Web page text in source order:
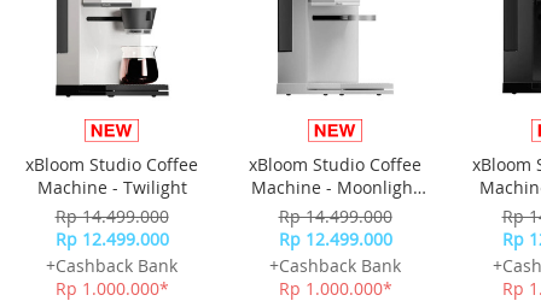
Panel bit : 8 bits
HDR : VESA DisplayHDR 400
NTSC (%) : -
SRGB (%) : -
Adobe RGB (%) : -
DCI-P3 (%) : 98
Power Cons (watt) : 103
Product Weight (nw/kg) : 17.3
Box Dimension (cm) : 133 × 49 x 30
Volume Weight (kg) : 33
xBloom Studio Coffee
Machine - Twilight
Rp 14.499.000
Rp 12.499.000
+Cashback Bank
Rp 1.000.000*
xBloom Studio Coffee
Machine - Moonlight
White
Rp 14.499.000
Rp 12.499.000
+Cashback Bank
Rp 1.000.000*
xBloom
Rp
Rp
Rp